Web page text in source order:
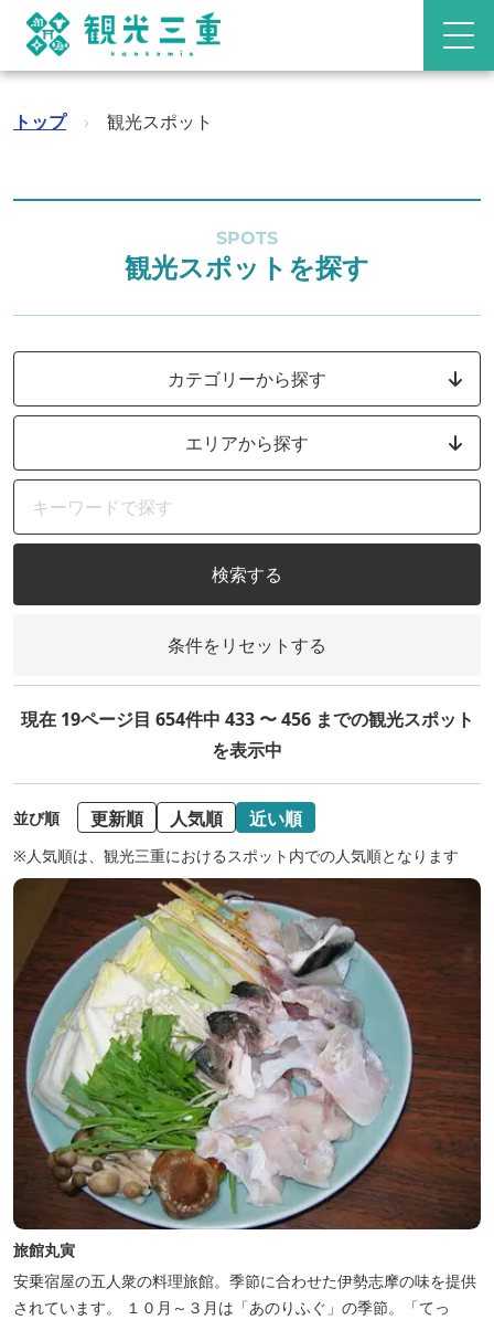
トップ › 観光スポット
SPOTS
観光スポットを探す
カテゴリーから探す
エリアから探す
検索する
条件をリセットする
現在 19ページ目 654件中 433 〜 456 までの観光スポット
を表示中
並び順 更新順 人気順 近い順
※人気順は、観光三重におけるスポット内での人気順となります
旅館丸寅
安乗宿屋の五人衆の料理旅館。季節に合わせた伊勢志摩の味を提供
されています。 １０月～３月は「あのりふぐ」の季節。「てっ